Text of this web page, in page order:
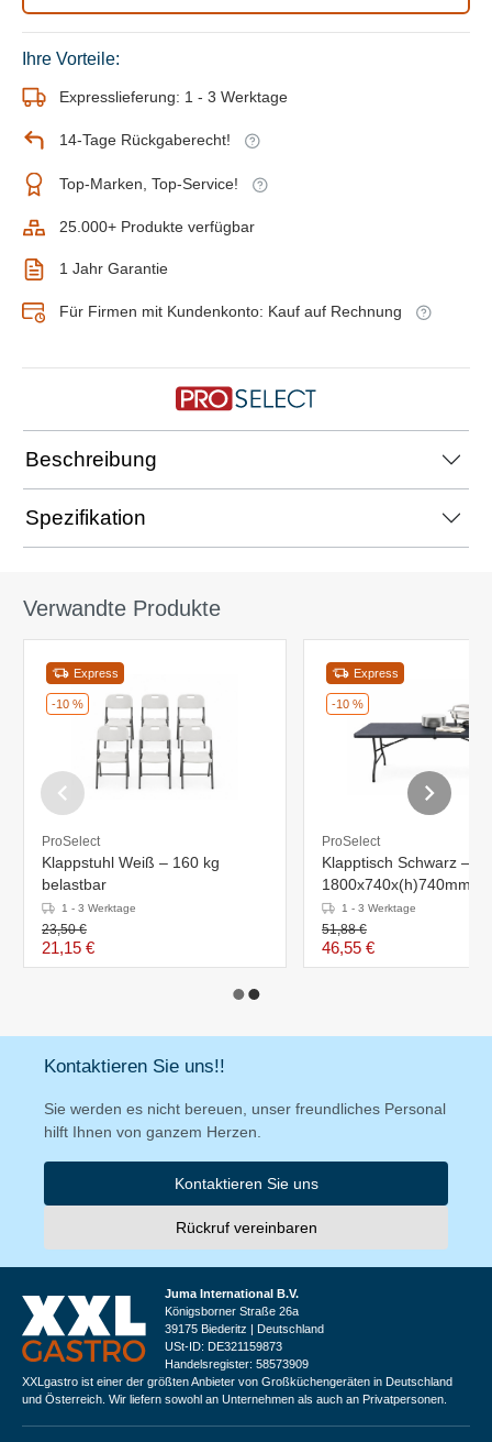
Ihre Vorteile:
Expresslieferung: 1 - 3 Werktage
14-Tage Rückgaberecht!
Top-Marken, Top-Service!
25.000+ Produkte verfügbar
1 Jahr Garantie
Für Firmen mit Kundenkonto: Kauf auf Rechnung
Beschreibung
Spezifikation
Verwandte Produkte
-10 %
Express
ProSelect
Klappstuhl Weiß – 160 kg
belastbar
1 - 3 Werktage
23,50 €
21,15 €
-10 %
Express
ProSelect
Klapptisch Schwarz –
1800x740x(h)740mm
1 - 3 Werktage
51,88 €
46,55 €
Kontaktieren Sie uns!!
Sie werden es nicht bereuen, unser freundliches Personal
hilft Ihnen von ganzem Herzen.
Kontaktieren Sie uns
Rückruf vereinbaren
Juma International B.V.
Königsborner Straße 26a
39175 Biederitz | Deutschland
USt-ID: DE321159873
Handelsregister: 58573909
XXLgastro ist einer der größten Anbieter von Großküchengeräten in Deutschland
und Österreich. Wir liefern sowohl an Unternehmen als auch an Privatpersonen.